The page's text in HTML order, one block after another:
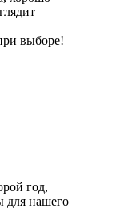
выборе!
год,
для нашего